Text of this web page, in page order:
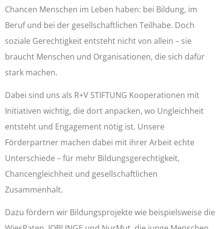
Chancen Menschen im Leben haben: bei Bildung, im
Beruf und bei der gesellschaftlichen Teilhabe. Doch
soziale Gerechtigkeit entsteht nicht von allein – sie
braucht Menschen und Organisationen, die sich dafür
stark machen.
Dabei sind uns als R+V STIFTUNG Kooperationen mit
Initiativen wichtig, die dort anpacken, wo Ungleichheit
entsteht und Engagement nötig ist. Unsere
Förderpartner machen dabei mit ihrer Arbeit echte
Unterschiede – für mehr Bildungsgerechtigkeit,
Chancengleichheit und gesellschaftlichen
Zusammenhalt.
Dazu fördern wir Bildungsprojekte wie beispielsweise die